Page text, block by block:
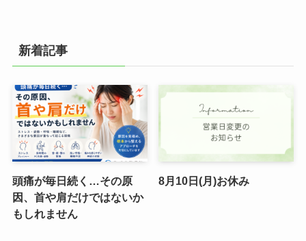
新着記事
頭痛が毎日続く…その原
因、首や肩だけではないか
もしれません
8月10日(月)お休み